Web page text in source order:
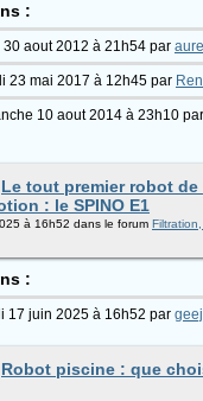
:
aout 2012 à 21h54 par
23 mai 2017 à 12h45 par
10 aout 2014 à 23h10 par
Le tout premier robot
: le SPINO E1
à 16h52 dans le forum
:
17 juin 2025 à 16h52 par
Robot piscine : que